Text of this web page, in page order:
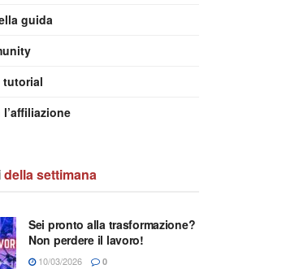
guida
tutorial
della settimana
Sei pronto alla trasformazione?
Non perdere il lavoro!
10/03/2026 0